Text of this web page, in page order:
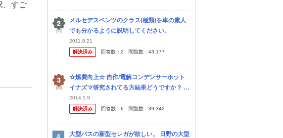
、すご
メルセデスベンツのクラス(種類)を車の素人
でも分かるように説明してください。
2011.8.21
解決済み
回答数： 2 閲覧数： 43,177
☆燃費向上☆ 自作/電解コンデンサーホット
イナズマ研究されてる方結果どうですか？ ホ
ットイナズマ・・なんてプラシーボ、効果あ
るなら億単位のメーカーが・・・の話を聞き
2014.1.9
解決済み
回答数： 6 閲覧数： 39,342
大型バスの新型セレガが欲しい。 日野の大型